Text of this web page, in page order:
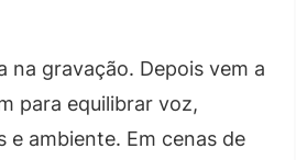
na gravação. Depois vem a
para equilibrar voz,
e ambiente. Em cenas de